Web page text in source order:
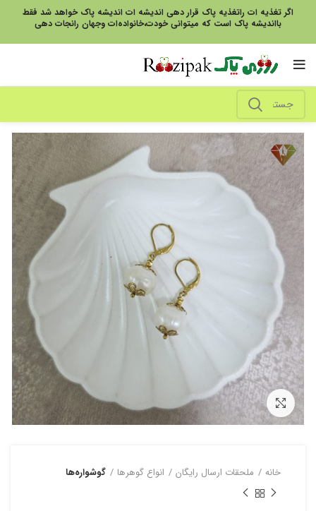
اگر تغذیه ات راتغذیه پاک قرار دهی اندیشه ات اندیشه پاک خواهد شد فقط
بااندیشه پاک است که میتوانی خودت،خانواده‌ات وجهان رانجات دهی
بزرگنمایی تصویر
خانه ملحقات ارسال رایگان انواع گوهرها گوشواره‌ها